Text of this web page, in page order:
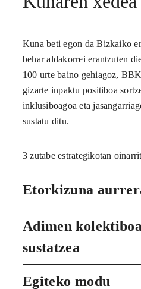
Kuna beti egon da Bizkaiko
behar aldakorrei erantzuten
100 urte baino gehiagoz,
gizarte inpaktu positiboa
inklusiboagoa eta
sustatu ditu.
3 zutabe estrategikotan
Etorkizuna
Adimen kolektiboa
sustatzea
Egiteko modu